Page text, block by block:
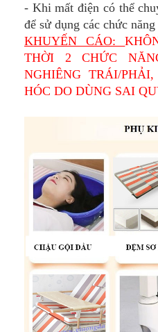
- Khi mất điện có thể
để sử dụng các chức năng
KHUYẾN CÁO:
THỜI 2 CHỨC
NGHIÊNG TRÁI/
HÓC DO DÙNG SAI